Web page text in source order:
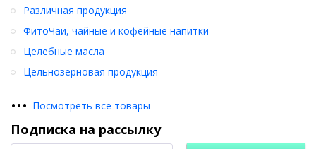
Различная продукция
ФитоЧаи, чайные и кофейные напитки
Целебные масла
Цельнозерновая продукция
••• Посмотреть все товары
Подписка на рассылку